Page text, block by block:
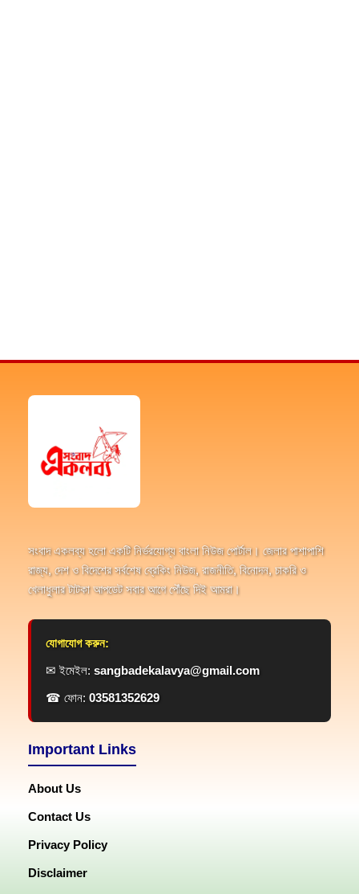
সংবাদ একলব্য হলো একটি নির্ভরযোগ্য বাংলা নিউজ পোর্টাল। জেলার পাশাপাশি
রাজ্য, দেশ ও বিদেশের সর্বশেষ ব্রেকিং নিউজ, রাজনীতি, বিনোদন, চাকরি ও
খেলাধুলার টাটকা আপডেট সবার আগে পৌঁছে দিই আমরা।
যোগাযোগ করুন:
✉ ইমেইল: sangbadekalavya@gmail.com
☎ ফোন: 03581352629
Important Links
About Us
Contact Us
Privacy Policy
Disclaimer